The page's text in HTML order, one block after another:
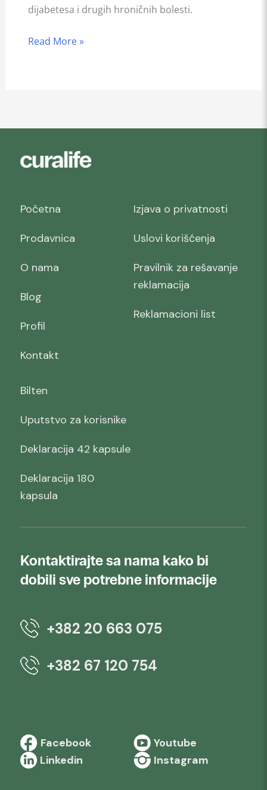
dijabetesa i drugih hroničnih bolesti.
Read More »
Početna
Prodavnica
O nama
Blog
Profil
Kontakt
Izjava o privatnosti
Uslovi korišćenja
Pravilnik za rešavanje
reklamacija
Reklamacioni list
Bilten
Uputstvo za korisnike
Deklaracija 42 kapsule
Deklaracija 180
kapsula
Kontaktirajte sa nama kako bi
dobili sve potrebne informacije
+382 20 663 075
+382 67 120 754
Facebook
Youtube
Linkedin
Instagram